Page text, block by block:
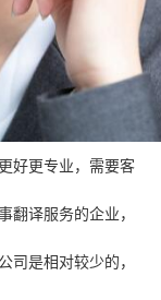
好更专业，需要客
翻译服务的企业，
司是相对较少的，